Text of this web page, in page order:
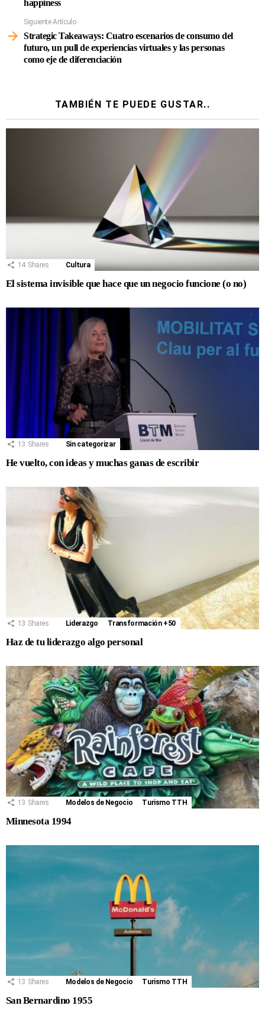
happiness
Siguiente Artículo
Strategic Takeaways: Cuatro escenarios de consumo del
futuro, un pull de experiencias virtuales y las personas
como eje de diferenciación
TAMBIÉN TE PUEDE GUSTAR..
14 Shares Cultura
El sistema invisible que hace que un negocio funcione (o no)
13 Shares Sin categorizar
He vuelto, con ideas y muchas ganas de escribir
13 Shares Liderazgo Transformación +50
Haz de tu liderazgo algo personal
13 Shares Modelos de Negocio Turismo TTH
Minnesota 1994
13 Shares Modelos de Negocio Turismo TTH
San Bernardino 1955